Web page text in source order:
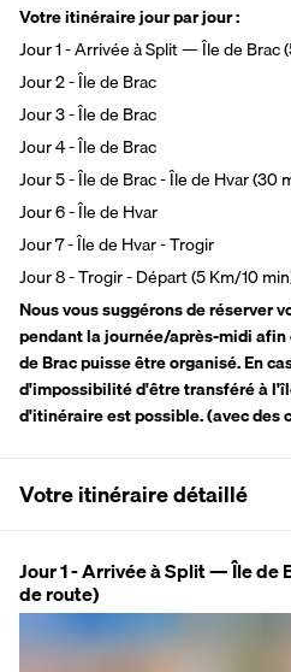
Votre itinéraire jour par jour :
Jour 1 - Arrivée à Split — Île de
Jour 2 - Île de Brac
Jour 3 - Île de Brac
Jour 4 - Île de Brac
Jour 5 - Île de Brac - Île de Hvar (30
Jour 6 - Île de Hvar
Jour 7 - Île de Hvar - Trogir
Jour 8 - Trogir - Départ (5 Km/10
Nous vous suggérons de réserver
pendant la journée/après-midi
de Brac puisse être organisé. En
d'impossibilité d'être transféré à
d'itinéraire est possible. (avec
Votre itinéraire détaillé
Jour 1 - Arrivée à Split — Île de
de route)